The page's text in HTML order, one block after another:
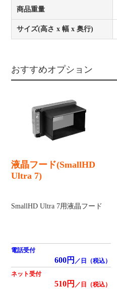
商品重量
サイズ(高さ x 幅 x 奥行)
おすすめオプション
液晶フード(SmallHD
Ultra 7)
SmallHD Ultra 7用液晶フード
電話受付
600円 ／日（税込）
ネット受付
510円 ／日（税込）